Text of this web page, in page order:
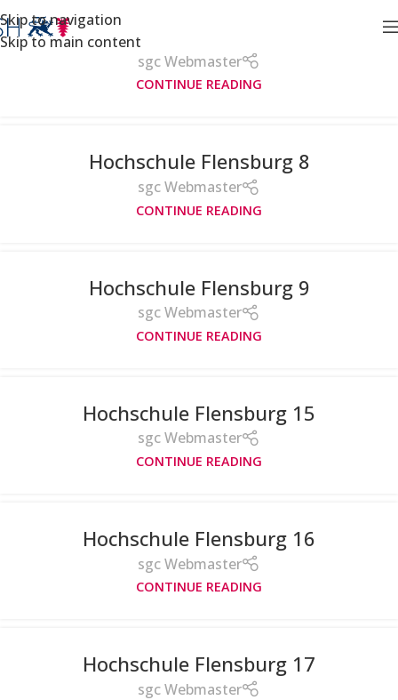
Skip to navigation
Skip to main contentHochschule Flensburg 4
sgc Webmaster
CONTINUE READING
Hochschule Flensburg 8
sgc Webmaster
CONTINUE READING
Hochschule Flensburg 9
sgc Webmaster
CONTINUE READING
Hochschule Flensburg 15
sgc Webmaster
CONTINUE READING
Hochschule Flensburg 16
sgc Webmaster
CONTINUE READING
Hochschule Flensburg 17
sgc Webmaster